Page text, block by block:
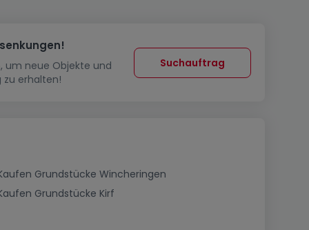
um neue Objekte und
zu erhalten!
Suchauftrag
Grundstücke Wincheringen
Grundstücke Kirf